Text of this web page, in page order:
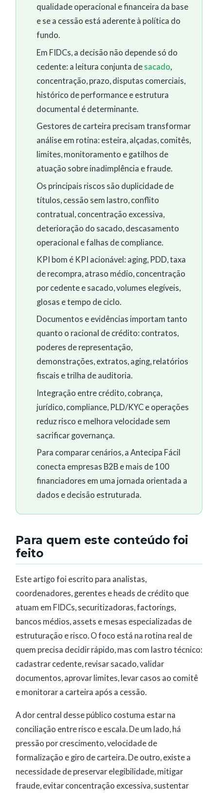
qualidade operacional e financeira da base
e se a cessão está aderente à política do
fundo.
Em FIDCs, a decisão não depende só do
cedente: a leitura conjunta de sacado,
concentração, prazo, disputas comerciais,
histórico de performance e estrutura
documental é determinante.
Gestores de carteira precisam transformar
análise em rotina: esteira, alçadas, comitês,
limites, monitoramento e gatilhos de
atuação sobre inadimplência e fraude.
Os principais riscos são duplicidade de
títulos, cessão sem lastro, conflito
contratual, concentração excessiva,
deterioração do sacado, descasamento
operacional e falhas de compliance.
KPI bom é KPI acionável: aging, PDD, taxa
de recompra, atraso médio, concentração
por cedente e sacado, volumes elegíveis,
glosas e tempo de ciclo.
Documentos e evidências importam tanto
quanto o racional de crédito: contratos,
poderes de representação,
demonstrações, extratos, aging, relatórios
fiscais e trilha de auditoria.
Integração entre crédito, cobrança,
jurídico, compliance, PLD/KYC e operações
reduz risco e melhora velocidade sem
sacrificar governança.
Para comparar cenários, a Antecipa Fácil
conecta empresas B2B e mais de 100
financiadores em uma jornada orientada a
dados e decisão estruturada.
Para quem este conteúdo foi
feito
Este artigo foi escrito para analistas,
coordenadores, gerentes e heads de crédito que
atuam em FIDCs, securitizadoras, factorings,
bancos médios, assets e mesas especializadas de
estruturação e risco. O foco está na rotina real de
quem precisa decidir rápido, mas com lastro técnico:
cadastrar cedente, revisar sacado, validar
documentos, aprovar limites, levar casos ao comitê
e monitorar a carteira após a cessão.
A dor central desse público costuma estar na
conciliação entre risco e escala. De um lado, há
pressão por crescimento, velocidade de
formalização e giro de carteira. De outro, existe a
necessidade de preservar elegibilidade, mitigar
fraude, evitar concentração excessiva, sustentar